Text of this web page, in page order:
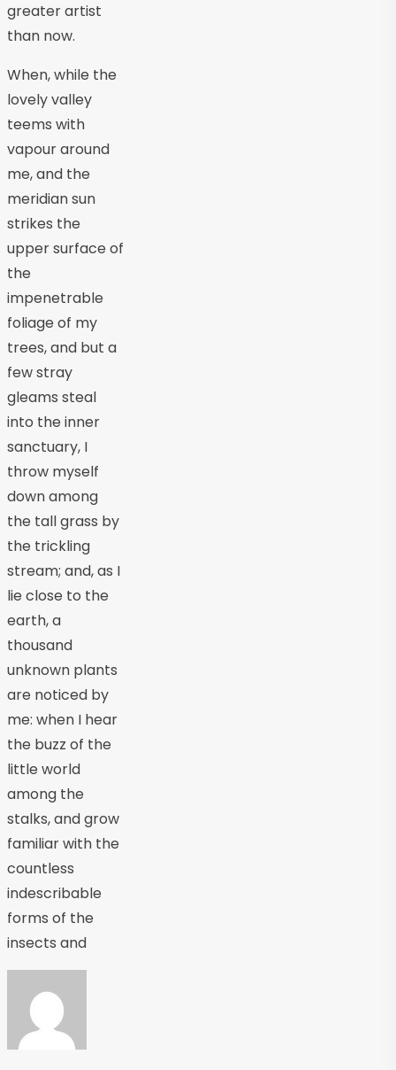
greater artist
than now.
When, while the
lovely valley
teems with
vapour around
me, and the
meridian sun
strikes the
upper surface of
the
impenetrable
foliage of my
trees, and but a
few stray
gleams steal
into the inner
sanctuary, I
throw myself
down among
the tall grass by
the trickling
stream; and, as I
lie close to the
earth, a
thousand
unknown plants
are noticed by
me: when I hear
the buzz of the
little world
among the
stalks, and grow
familiar with the
countless
indescribable
forms of the
insects and